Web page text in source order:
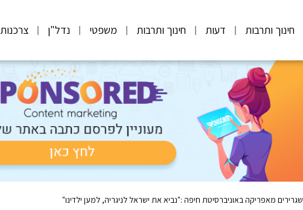
חינוך ותרבות דעות חינוך ותרבות משפטי נדל"ן צרכנות
שגרירים מאפריקה באוניברסיטת חיפה :"נביא את ישראל לניגריה, למען ילדינו"